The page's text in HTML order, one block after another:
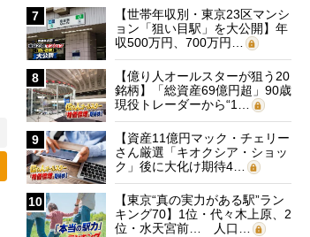
7
【世帯年収別・東京23区マンシ
ョン「狙い目駅」を大公開】年
収500万円、700万円…
8
【億り人オールスターが狙う20
銘柄】「総資産69億円超」90歳
現役トレーダーから“1…
9
【資産11億円マック・チェリー
さん厳選「キオクシア・ショッ
ク」後に大化け期待4…
10
【東京“真の実力がある駅”ラン
キング70】1位・代々木上原、2
位・水天宮前… 人口…